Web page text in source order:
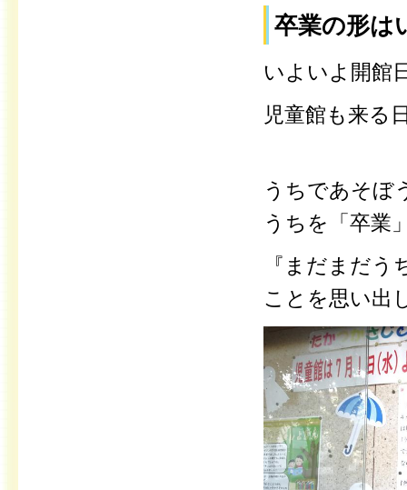
卒業の形は
いよいよ開館
児童館も来
うちであそぼ
うちを「卒業
『まだまだ
ことを思い出